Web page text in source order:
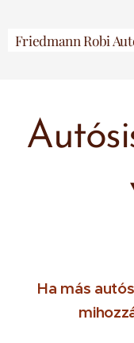
Friedmann Robi
Ha más